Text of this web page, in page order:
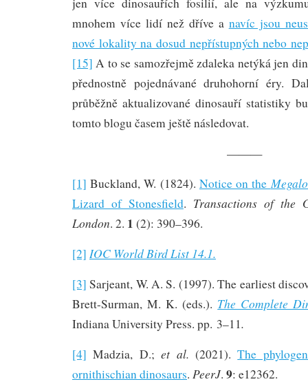
jen více dinosauřích fosilií, ale na
mnohem více lidí než dříve a navíc jsou
nové lokality na dosud nepřístupných nebo
[15] A to se samozřejmě zdaleka netýká jen
přednostně pojednávané druhohorní éry.
průběžně aktualizované dinosauří statistiky
tomto blogu časem ještě následovat.
———
[1] Buckland, W. (1824). Notice on the
Lizard of Stonesfield. Transactions of the
London. 2. 1 (2): 390–396.
[2] IOC World Bird List 14.1.
[3] Sarjeant, W. A. S. (1997). The earliest
Brett-Surman, M. K. (eds.). The Complete
Indiana University Press. pp. 3–11.
[4] Madzia, D.;et al. (2021).The
ornithischian dinosaurs. PeerJ. 9: e12362.